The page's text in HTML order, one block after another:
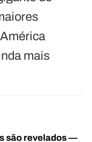
mais
são revelados —